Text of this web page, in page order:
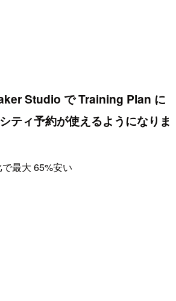
Studio で Training Plan に
ティ予約が使えるようになりま
最大 65%安い